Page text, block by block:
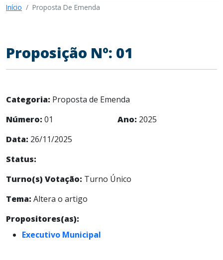
Início Proposta De Emenda
Proposição Nº: 01
Categoria: Proposta de Emenda
Número: 01 Ano: 2025
Data: 26/11/2025
Status:
Turno(s) Votação: Turno Único
Tema: Altera o artigo
Propositores(as):
Executivo Municipal